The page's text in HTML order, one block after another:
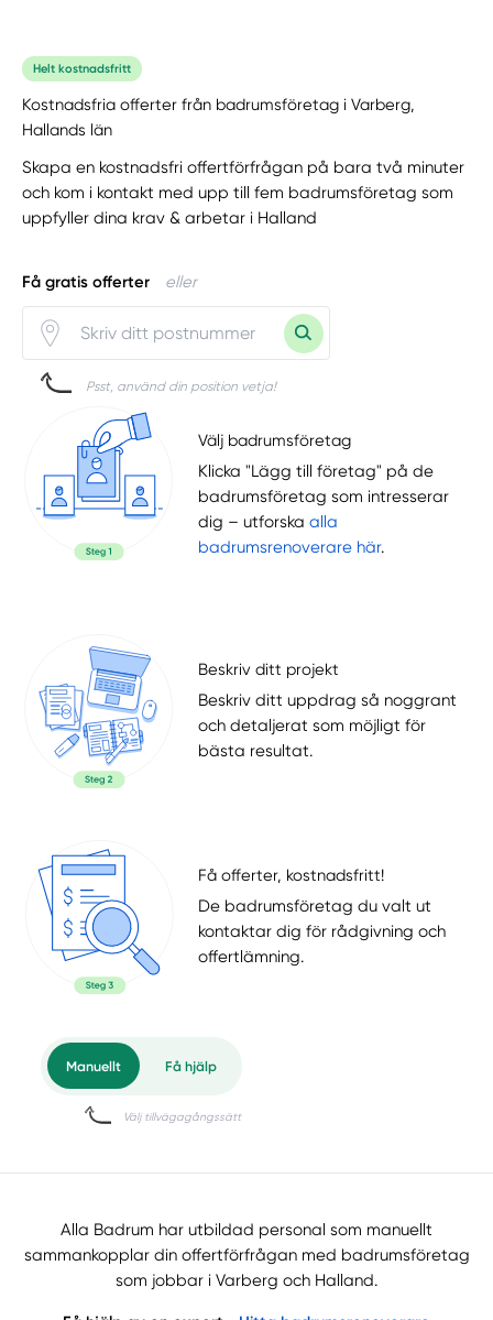
Helt kostnadsfritt
Kostnadsfria offerter från badrumsföretag i Varberg,
Hallands län
Skapa en kostnadsfri offertförfrågan på bara två minuter
och kom i kontakt med upp till fem badrumsföretag som
uppfyller dina krav & arbetar i Halland
Få gratis offerter eller
Psst, använd din position vetja!
Välj badrumsföretag
Klicka "Lägg till företag" på de
badrumsföretag som intresserar
dig – utforskaalla
badrumsrenoverare här.
Beskriv ditt projekt
Beskriv ditt uppdrag så noggrant
och detaljerat som möjligt för
bästa resultat.
Få offerter, kostnadsfritt!
De badrumsföretag du valt ut
kontaktar dig för rådgivning och
offertlämning.
Alla Badrum har utbildad personal som manuellt
sammankopplar din offertförfrågan med badrumsföretag
som jobbar i Varberg och Halland.